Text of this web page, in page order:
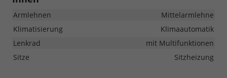
Armlehnen
Mittelarmlehne
Klimatisierung
Klimaautomatik
Lenkrad
mit Multifunktionen
Sitze
Sitzheizung